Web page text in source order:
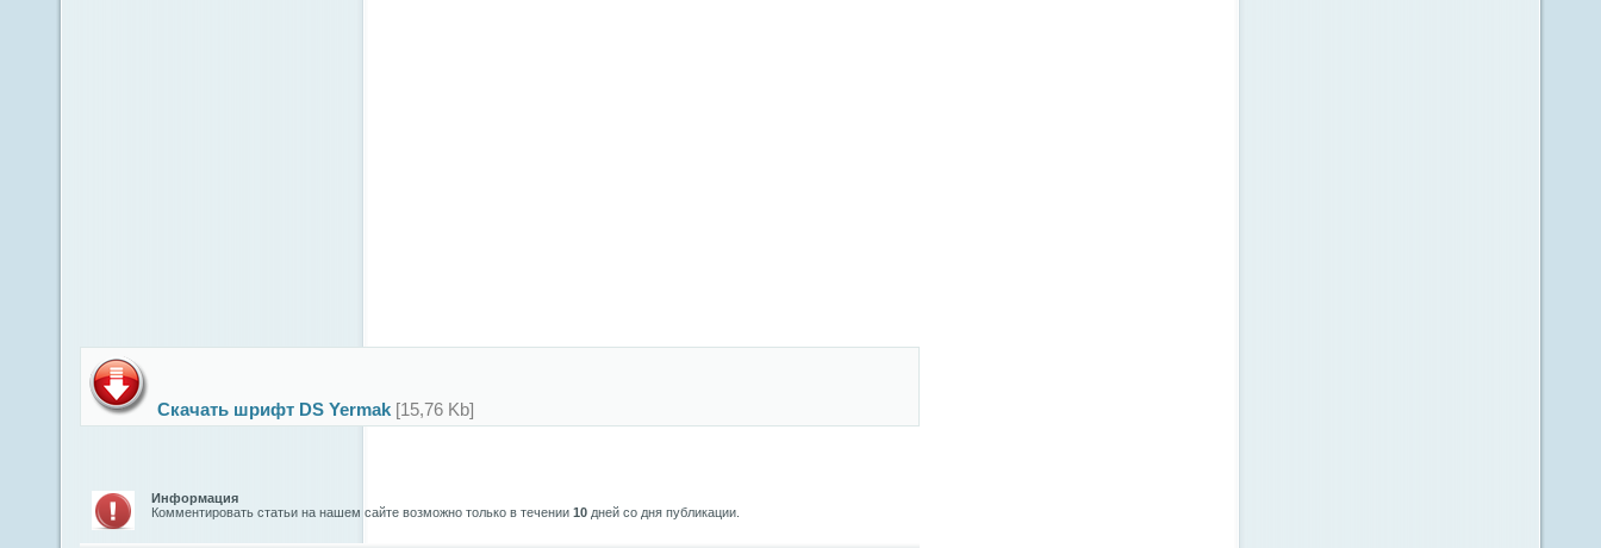
Скачать шрифт DS Yermak [15,76 Kb]
Информация
Комментировать статьи на нашем сайте возможно только в течении 10 дней со дня публикации.